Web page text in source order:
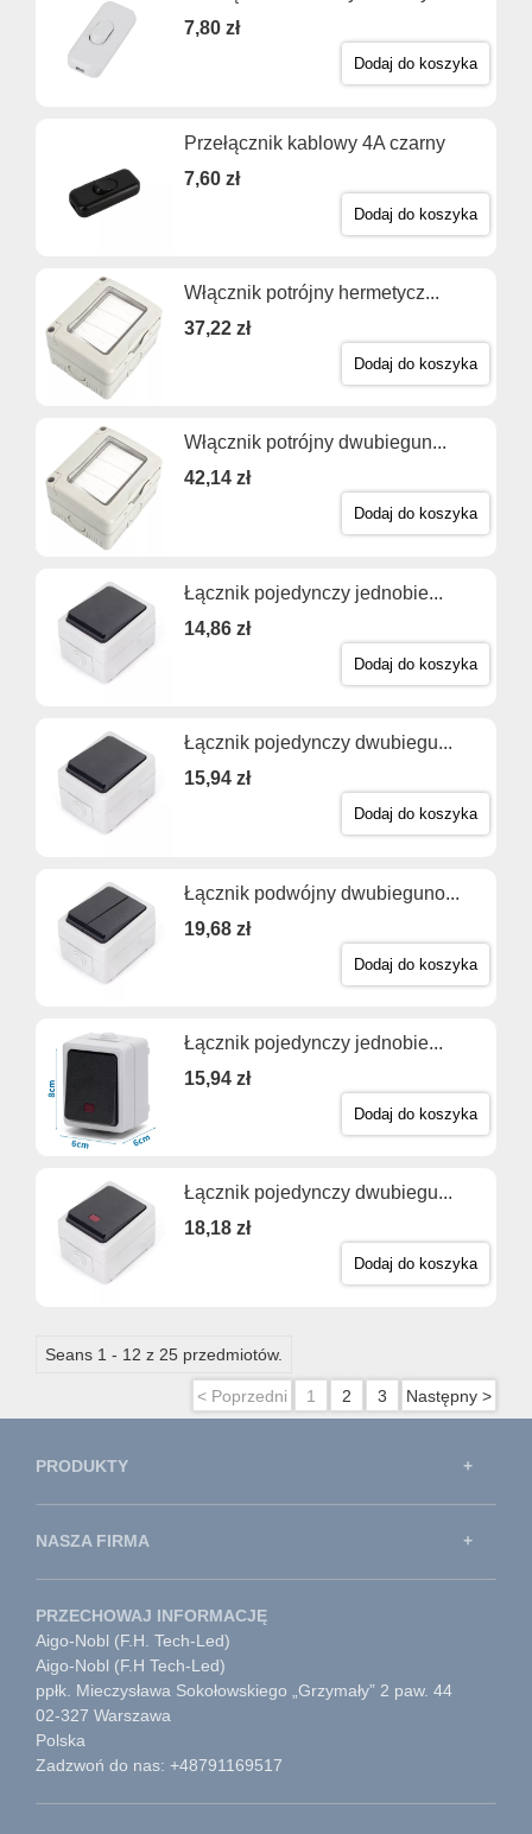
7,80 zł
Dodaj do koszyka
Przełącznik kablowy 4A czarny
7,60 zł
Dodaj do koszyka
Włącznik potrójny hermetycz...
37,22 zł
Dodaj do koszyka
Włącznik potrójny dwubiegun...
42,14 zł
Dodaj do koszyka
Łącznik pojedynczy jednobie...
14,86 zł
Dodaj do koszyka
Łącznik pojedynczy dwubiegu...
15,94 zł
Dodaj do koszyka
Łącznik podwójny dwubieguno...
19,68 zł
Dodaj do koszyka
Łącznik pojedynczy jednobie...
15,94 zł
Dodaj do koszyka
Łącznik pojedynczy dwubiegu...
18,18 zł
Dodaj do koszyka
Seans 1 - 12 z 25 przedmiotów.
< Poprzedni 1 2 3 Następny >
PRODUKTY
NASZA FIRMA
PRZECHOWAJ INFORMACJĘ
Aigo-Nobl (F.H. Tech-Led)
Aigo-Nobl (F.H Tech-Led)
ppłk. Mieczysława Sokołowskiego „Grzymały” 2 paw. 44
02-327 Warszawa
Polska
Zadzwoń do nas: +48791169517